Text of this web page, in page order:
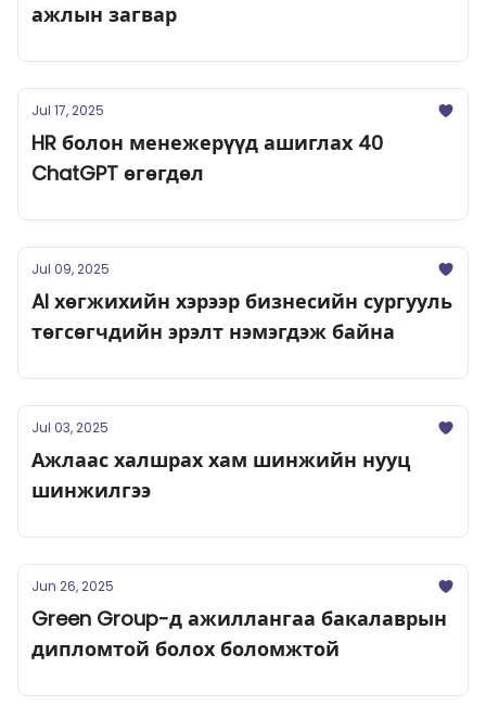
ажлын загвар
Jul 17, 2025
HR болон менежерүүд ашиглах 40
ChatGPT өгөгдөл
Jul 09, 2025
AI хөгжихийн хэрээр бизнесийн сургууль
төгсөгчдийн эрэлт нэмэгдэж байна
Jul 03, 2025
Ажлаас халшрах хам шинжийн нууц
шинжилгээ
Jun 26, 2025
Green Group-д ажиллангаа бакалаврын
дипломтой болох боломжтой